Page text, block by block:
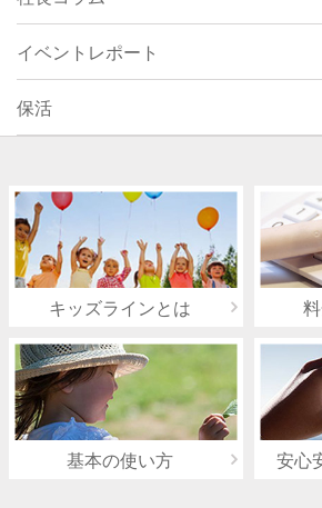
イベントレポート
保活
キッズラインとは
基本の使い方 安心